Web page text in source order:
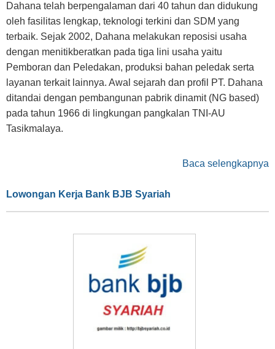
Dahana telah berpengalaman dari 40 tahun dan didukung
oleh fasilitas lengkap, teknologi terkini dan SDM yang
terbaik. Sejak 2002, Dahana melakukan reposisi usaha
dengan menitikberatkan pada tiga lini usaha yaitu
Pemboran dan Peledakan, produksi bahan peledak serta
layanan terkait lainnya. Awal sejarah dan profil PT. Dahana
ditandai dengan pembangunan pabrik dinamit (NG based)
pada tahun 1966 di lingkungan pangkalan TNI-AU
Tasikmalaya.
Baca selengkapnya
Lowongan Kerja Bank BJB Syariah